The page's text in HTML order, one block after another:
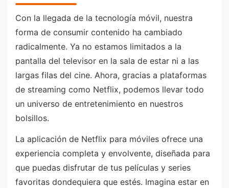
Con la llegada de la tecnología móvil, nuestra
forma de consumir contenido ha cambiado
radicalmente. Ya no estamos limitados a la
pantalla del televisor en la sala de estar ni a las
largas filas del cine. Ahora, gracias a plataformas
de streaming como Netflix, podemos llevar todo
un universo de entretenimiento en nuestros
bolsillos.
La aplicación de Netflix para móviles ofrece una
experiencia completa y envolvente, diseñada para
que puedas disfrutar de tus películas y series
favoritas dondequiera que estés. Imagina estar en